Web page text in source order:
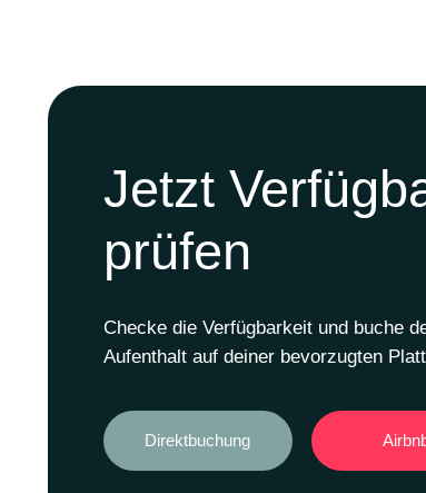
Jetzt
prüfen
Checke die Verfügbarkeit und buche
Aufenthalt auf deiner bevorzugten
Direktbuchung